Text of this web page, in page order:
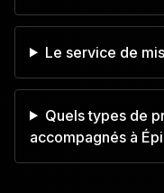
Le service de
Quels types de
accompagnés à